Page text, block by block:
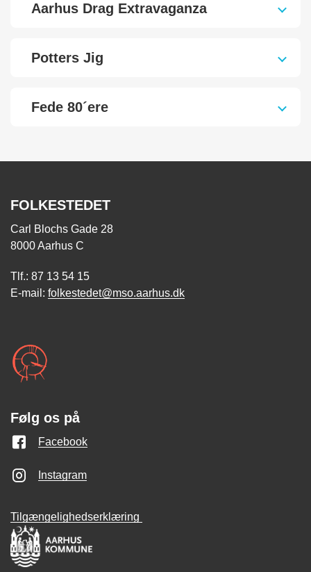
Aarhus Drag Extravaganza
Potters Jig
Fede 80´ere
FOLKESTEDET
Carl Blochs Gade 28
8000 Aarhus C
Tlf.: 87 13 54 15
E-mail: folkestedet@mso.aarhus.dk
Følg os på
Facebook
Instagram
Tilgængelighedserklæring